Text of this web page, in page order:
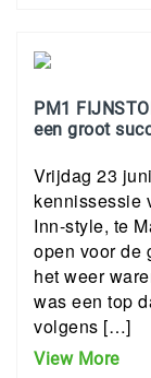
PM1
een groot
Vrijdag 23
kennissessie
Inn-style, te
open voor de
het weer
was een top
volgens […]
View More